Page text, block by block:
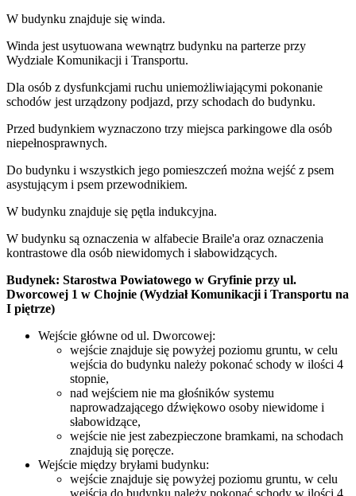
W budynku znajduje się winda.
Winda jest usytuowana wewnątrz budynku na parterze przy
Wydziale Komunikacji i Transportu.
Dla osób z dysfunkcjami ruchu uniemożliwiającymi pokonanie
schodów jest urządzony podjazd, przy schodach do budynku.
Przed budynkiem wyznaczono trzy miejsca parkingowe dla osób
niepełnosprawnych.
Do budynku i wszystkich jego pomieszczeń można wejść z psem
asystującym i psem przewodnikiem.
W budynku znajduje się pętla indukcyjna.
W budynku są oznaczenia w alfabecie Braile'a oraz oznaczenia
kontrastowe dla osób niewidomych i słabowidzących.
Budynek: Starostwa Powiatowego w Gryfinie przy ul.
Dworcowej 1 w Chojnie (Wydział Komunikacji i Transportu na
I piętrze)
Wejście główne od ul. Dworcowej:
wejście znajduje się powyżej poziomu gruntu, w celu
wejścia do budynku należy pokonać schody w ilości 4
stopnie,
nad wejściem nie ma głośników systemu
naprowadzającego dźwiękowo osoby niewidome i
słabowidzące,
wejście nie jest zabezpieczone bramkami, na schodach
znajdują się poręcze.
Wejście między bryłami budynku:
wejście znajduje się powyżej poziomu gruntu, w celu